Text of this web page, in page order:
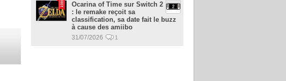
Ocarina of Time sur Switch 2
: le remake reçoit sa
classification, sa date fait le buzz
à cause des amiibo
31/07/2026 1